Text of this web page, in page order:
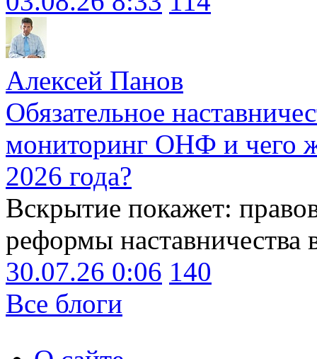
Алексей Панов
Обязательное
мониторинг ОНФ и чего
2026 года?
Вскрытие покажет:
реформы наставничества
30.07.26 0:06 140
Все блоги